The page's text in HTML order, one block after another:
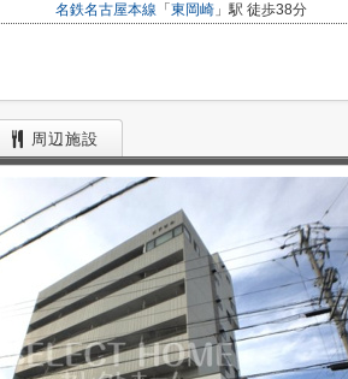
名鉄名古屋本線 「 東岡崎 」駅 徒歩38分
周辺施設